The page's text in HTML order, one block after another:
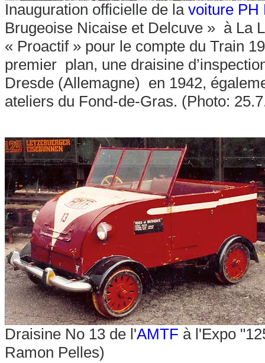
Inauguration officielle de la voiture PH
Brugeoise Nicaise et Delcuve » à La
« Proactif » pour le compte du Train
premier plan, une draisine
Dresde (Allemagne) en 1942,
ateliers du Fond-de-Gras. (Photo:
Draisine No 13 de l'AMTF à l'Expo
Ramon Pelles)